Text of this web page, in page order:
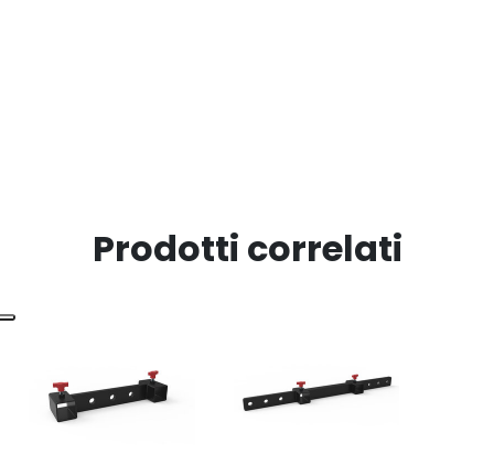
Prodotti correlati